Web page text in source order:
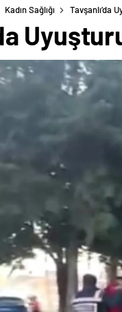
Kadın Sağlığı Tavşanlı’da